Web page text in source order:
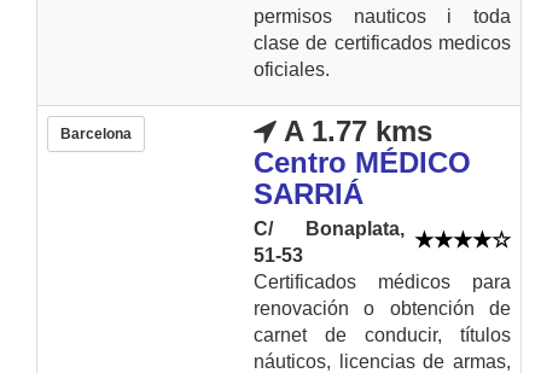
permisos nauticos i toda
clase de certificados medicos
oficiales.
Barcelona
A 1.77 kms
Centro MÉDICO
SARRIÁ
C/ Bonaplata,
51-53
Certificados médicos para
renovación o obtención de
carnet de conducir, títulos
náuticos, licencias de armas,